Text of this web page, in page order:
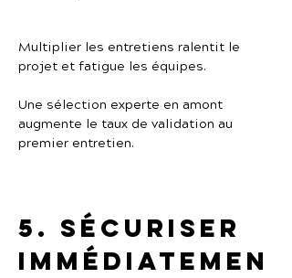
Multiplier les entretiens ralentit le
projet et fatigue les équipes.
Une sélection experte en amont
augmente le taux de validation au
premier entretien.
5. Sécuriser
immédiatemen